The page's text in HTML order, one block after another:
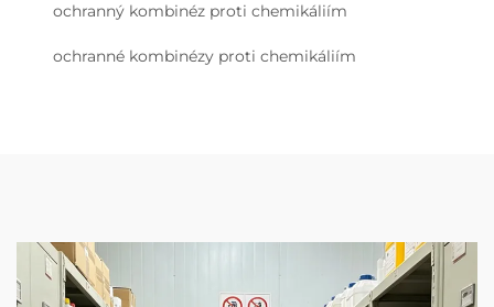
ochranný kombinéz proti chemikáliím
ochranné kombinézy proti chemikáliím